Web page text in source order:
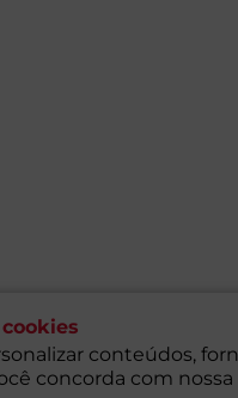
conteúdos,
concorda com nossa